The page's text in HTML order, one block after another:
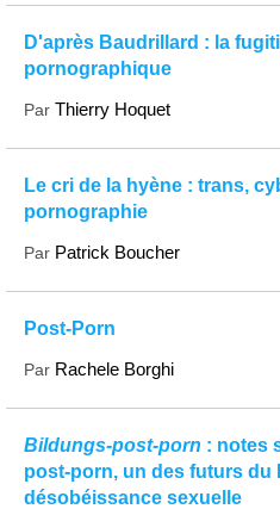
D'après Baudrillard : la
pornographique
Par Thierry Hoquet
Le cri de la hyène : trans,
pornographie
Par Patrick Boucher
Post-Porn
Par Rachele Borghi
Bildungs-post-porn : notes
post-porn, un des futurs du
désobéissance sexuelle